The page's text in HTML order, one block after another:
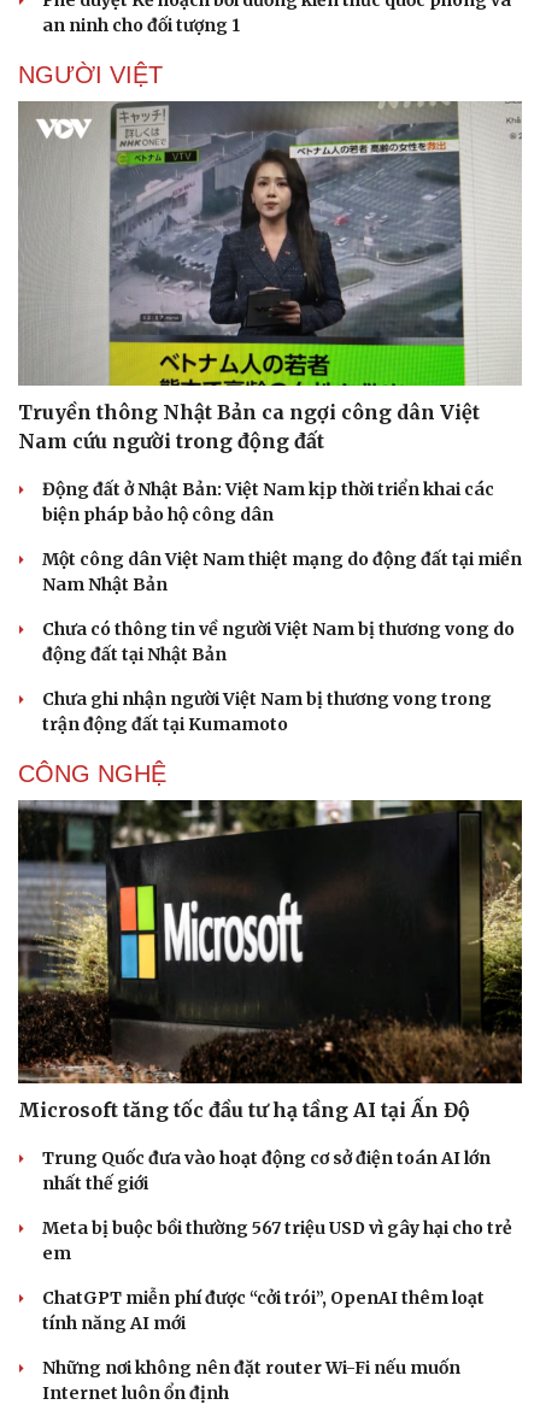
Doanh nhân
Trải nghiệm
an ninh cho đối tượng 1
NGƯỜI VIỆT
Truyền thông Nhật Bản ca ngợi công dân Việt
Nam cứu người trong động đất
Động đất ở Nhật Bản: Việt Nam kịp thời triển khai các
biện pháp bảo hộ công dân
Một công dân Việt Nam thiệt mạng do động đất tại miền
Nam Nhật Bản
Chưa có thông tin về người Việt Nam bị thương vong do
động đất tại Nhật Bản
Chưa ghi nhận người Việt Nam bị thương vong trong
trận động đất tại Kumamoto
CÔNG NGHỆ
Microsoft tăng tốc đầu tư hạ tầng AI tại Ấn Độ
Trung Quốc đưa vào hoạt động cơ sở điện toán AI lớn
nhất thế giới
Meta bị buộc bồi thường 567 triệu USD vì gây hại cho trẻ
em
ChatGPT miễn phí được “cởi trói”, OpenAI thêm loạt
tính năng AI mới
Những nơi không nên đặt router Wi-Fi nếu muốn
Internet luôn ổn định